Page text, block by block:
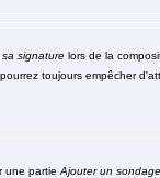
signaturelors de la
toujours empêcher
une partie Ajouter un sondage